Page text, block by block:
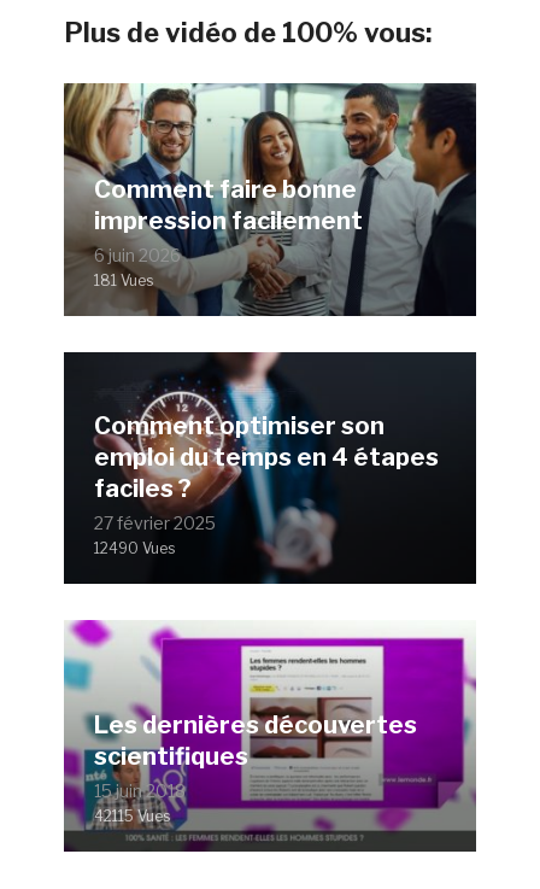
Plus de vidéo de 100% vous:
Comment faire bonne
impression facilement
6 juin 2026
181 Vues
Comment optimiser son
emploi du temps en 4 étapes
faciles ?
27 février 2025
12490 Vues
Les dernières découvertes
scientifiques
15 juin 2018
42115 Vues